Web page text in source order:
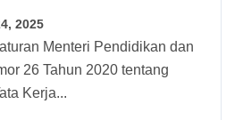
DKV Jawa
Diklat
Kompetensi
2025
26 Tahun 2020 tentang
Kerja...